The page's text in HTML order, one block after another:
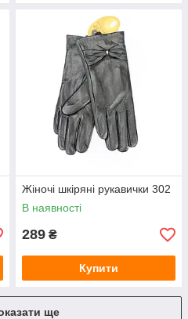
Жіночі шкіряні рукавички 302
В наявності
289 ₴
Купити
ще